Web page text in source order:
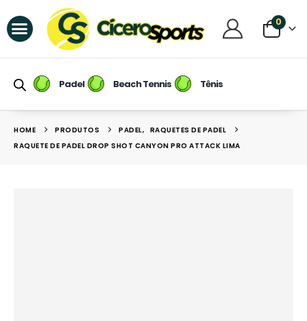
0
Padel Beach Tennis Tênis
HOME PRODUTOS PADEL, RAQUETES DE PADEL
RAQUETE DE PADEL DROP SHOT CANYON PRO ATTACK LIMA